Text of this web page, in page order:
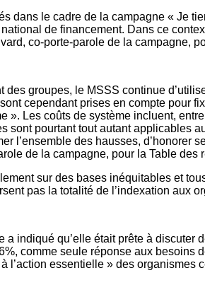
dans le cadre de la campagne « Je
de financement. Dans ce
co-porte-parole de la campagne,
groupes, le MSSS continue
cependant prises en compte pour
Les coûts de système incluent,
sont pourtant tout autant applicables
l’ensemble des hausses,
de la campagne, pour la Table
sur des bases inéquitables et
pas la totalité de l’indexation aux
indiqué qu’elle était prête à discuter
comme seule réponse aux besoins
essentielle » des